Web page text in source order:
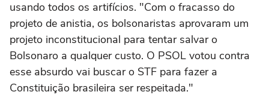
usando todos os artifícios. "Com o fracasso do
projeto de anistia, os bolsonaristas aprovaram um
projeto inconstitucional para tentar salvar o
Bolsonaro a qualquer custo. O PSOL votou contra
esse absurdo vai buscar o STF para fazer a
Constituição brasileira ser respeitada."